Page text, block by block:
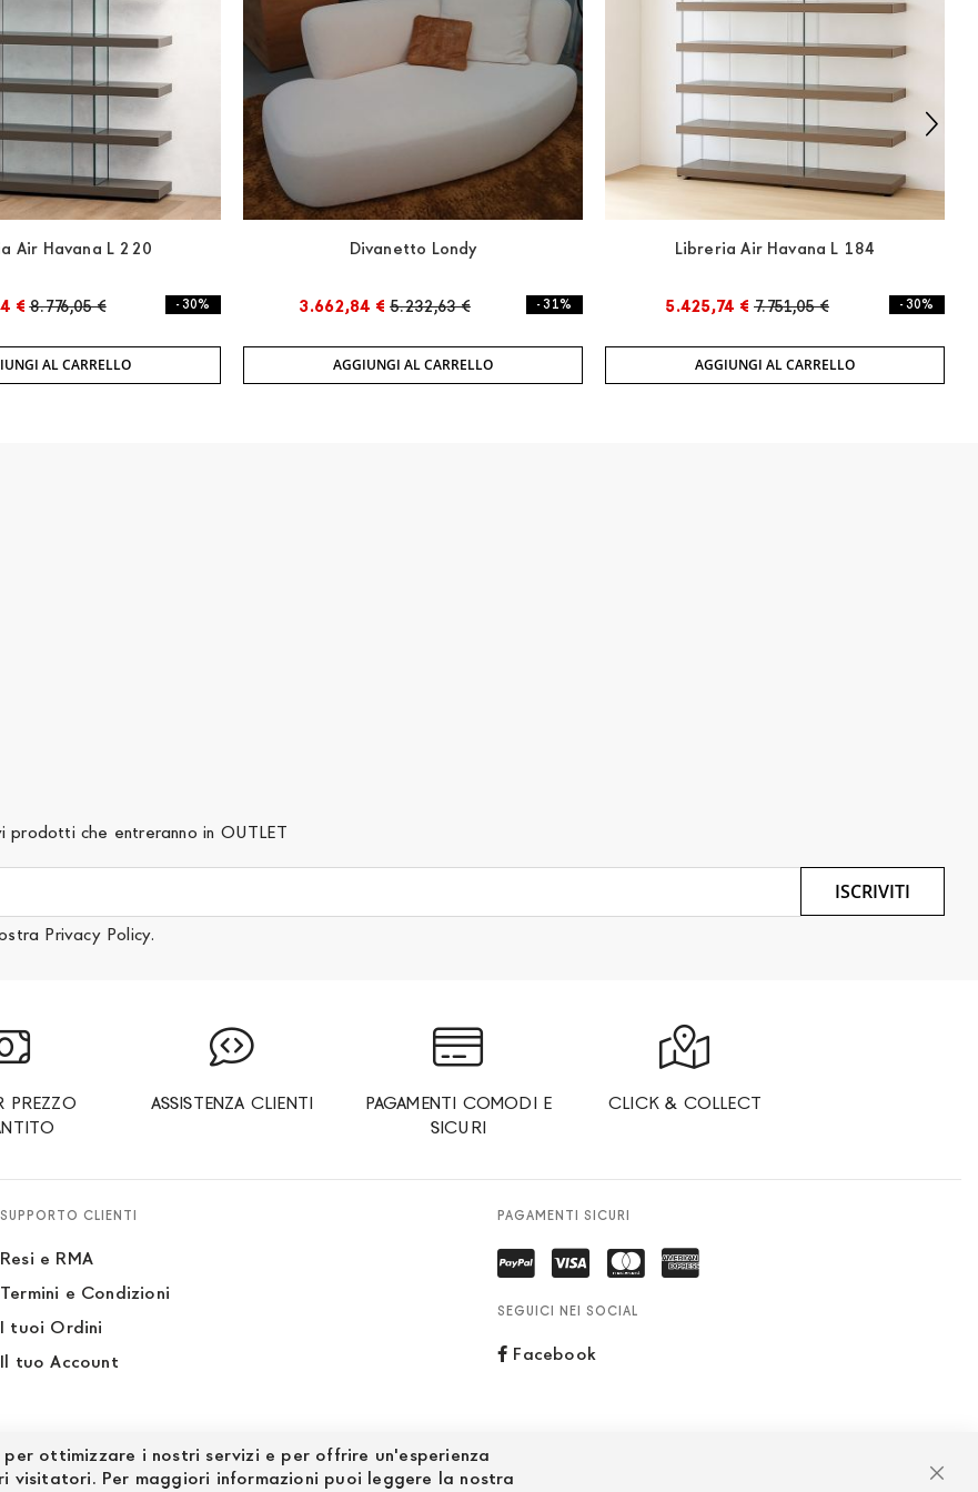
Air Havana L 220
€ 8.776,05 € - 30%
AL CARRELLO
Divanetto Londy
3.662,84 € 5.232,63 € - 31%
AGGIUNGI AL CARRELLO
Libreria Air Havana L 184
5.425,74 € 7.751,05 € - 30%
AGGIUNGI AL CARRELLO
che entreranno in OUTLET
Privacy Policy.
ISCRIVITI
PREZZO
ASSISTENZA CLIENTI
PAGAMENTI COMODI E
SICURI
CLICK & COLLECT
SUPPORTO CLIENTI
Resi e RMA
Termini e Condizioni
I tuoi Ordini
Il tuo Account
PAGAMENTI SICURI
SEGUICI NEI SOCIAL
Facebook
ottimizzare i nostri servizi e per offrire un'esperienza
visitatori. Per maggiori informazioni puoi leggere la nostra